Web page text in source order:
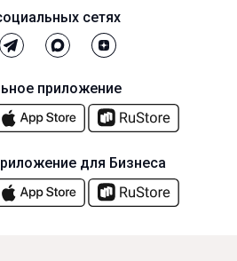
сетях
приложение
для Бизнеса